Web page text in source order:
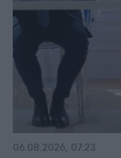
06.08.2026, 07:23